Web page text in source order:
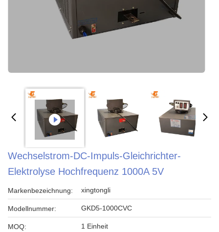
Wechselstrom-DC-Impuls-Gleichrichter-
Elektrolyse Hochfrequenz 1000A 5V
Markenbezeichnung: xingtongli
Modellnummer: GKD5-1000CVC
MOQ: 1 Einheit